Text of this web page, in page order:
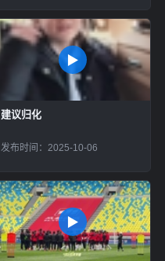
建议归化
发布时间：2025-10-06